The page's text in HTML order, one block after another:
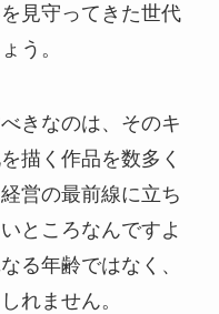
見守ってきた世代
う。
きなのは、そのキ
描く作品を数多く
営の最前線に立ち
ところなんですよ
る年齢ではなく、
れません。